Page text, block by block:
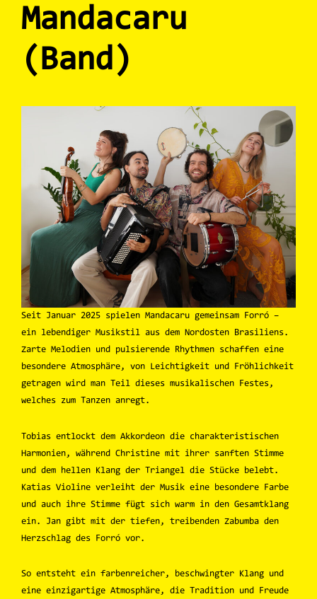
Mandacaru
(Band)
Seit Januar 2025 spielen Mandacaru gemeinsam Forró –
ein lebendiger Musikstil aus dem Nordosten Brasiliens.
Zarte Melodien und pulsierende Rhythmen schaffen eine
besondere Atmosphäre, von Leichtigkeit und Fröhlichkeit
getragen wird man Teil dieses musikalischen Festes,
welches zum Tanzen anregt.
Tobias entlockt dem Akkordeon die charakteristischen
Harmonien, während Christine mit ihrer sanften Stimme
und dem hellen Klang der Triangel die Stücke belebt.
Katias Violine verleiht der Musik eine besondere Farbe
und auch ihre Stimme fügt sich warm in den Gesamtklang
ein. Jan gibt mit der tiefen, treibenden Zabumba den
Herzschlag des Forró vor.
So entsteht ein farbenreicher, beschwingter Klang und
eine einzigartige Atmosphäre, die Tradition und Freude